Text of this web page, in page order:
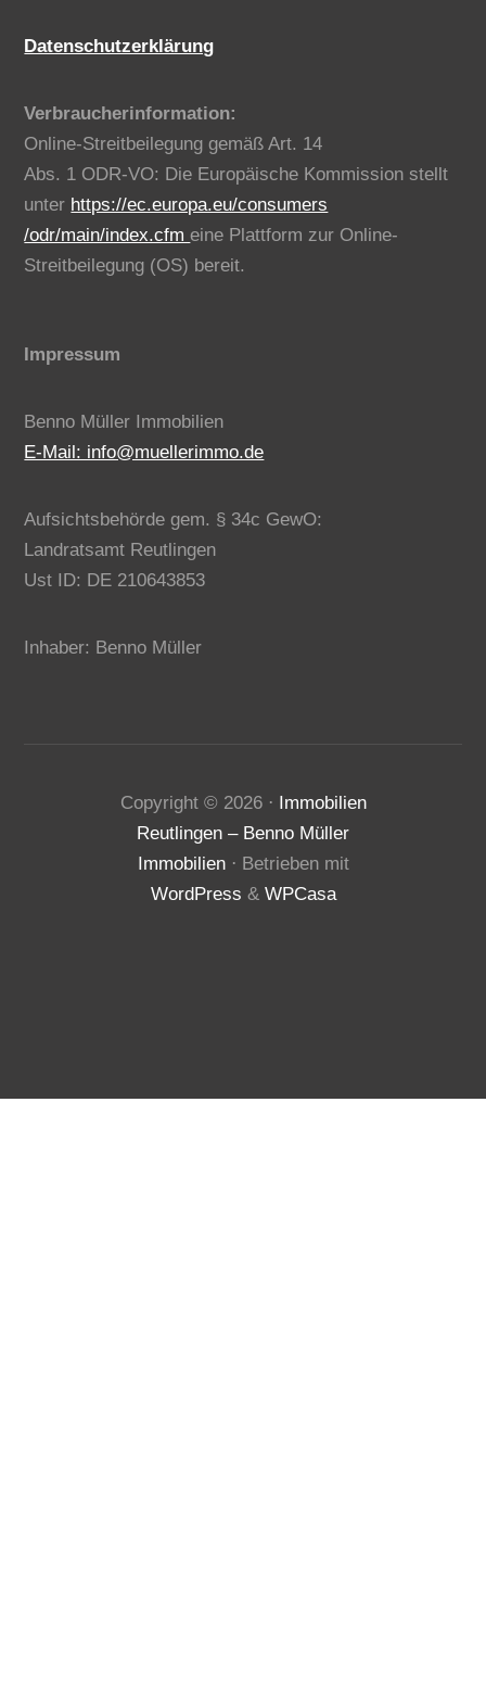
Datenschutzerklärung
Verbraucherinformation:
Online-Streitbeilegung gemäß Art. 14
Abs. 1 ODR-VO: Die Europäische Kommission stellt
unter https://ec.europa.eu/consumers
/odr/main/index.cfmeine Plattform zur Online-
Streitbeilegung (OS) bereit.
Impressum
Benno Müller Immobilien
E-Mail: info@muellerimmo.de
Aufsichtsbehörde gem. § 34c GewO:
Landratsamt Reutlingen
Ust ID: DE 210643853
Inhaber: Benno Müller
Copyright © 2026⋅ Immobilien
Reutlingen – Benno Müller
Immobilien⋅ Betrieben mit
WordPress & WPCasa